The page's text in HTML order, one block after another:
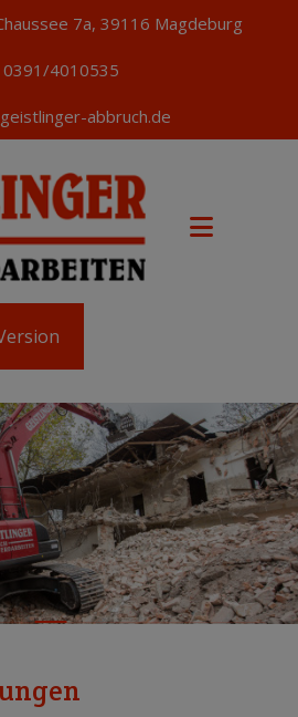
7a, 39116 Magdeburg
0391/4010535
abbruch.de